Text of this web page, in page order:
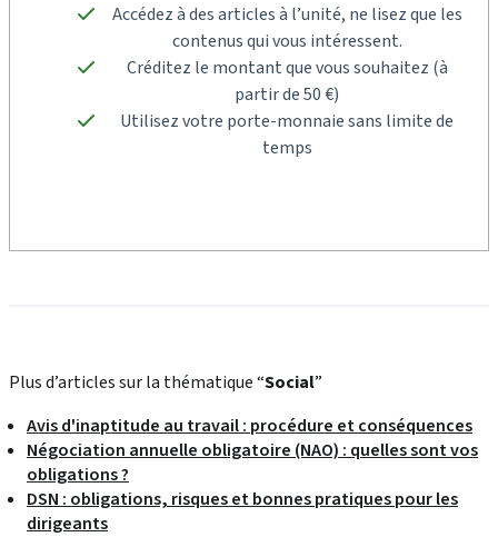
Accédez à des articles à l’unité, ne lisez que les
contenus qui vous intéressent.
Créditez le montant que vous souhaitez (à
partir de 50 €)
Utilisez votre porte-monnaie sans limite de
temps
Plus d’articles sur la thématique “Social”
Avis d'inaptitude au travail : procédure et conséquences
Négociation annuelle obligatoire (NAO) : quelles sont vos
obligations ?
DSN : obligations, risques et bonnes pratiques pour les
dirigeants